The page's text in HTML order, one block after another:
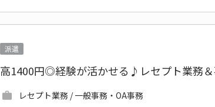
派遣
高1400円◎経験が活かせる♪レセプト業務
レセプト業務 / 一般事務・OA事務